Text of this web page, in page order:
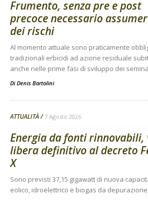
Frumento, senza pre e post
precoce necessario
dei rischi
Al momento attuale sono praticamente
tradizionali erbicidi ad azione residuale
anche nelle prime fasi di sviluppo dei
Di Denis Bartolini
ATTUALITÀ 7 Agosto 2026
Energia da fonti rinnovabili,
libera definitivo al decreto
X
Sono previsti 37,15 gigawatt di nuova
eolico, idroelettrico e biogas da depurazione